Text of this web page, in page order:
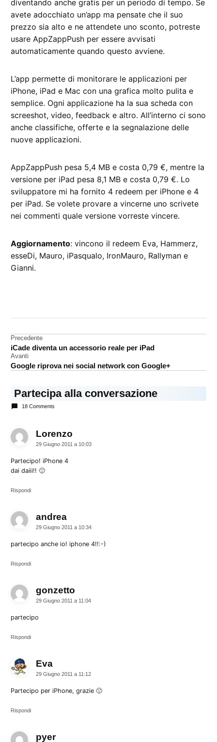
diventando anche gratis per un periodo di tempo. Se
avete adocchiato un’app ma pensate che il suo
prezzo sia alto e ne attendete uno sconto, potreste
usare AppZappPush per essere avvisati
automaticamente quando questo avviene.
L’app permette di monitorare le applicazioni per
iPhone, iPad e Mac con una grafica molto pulita e
semplice. Ogni applicazione ha la sua scheda con
screeshot, video, feedback e altro. All’interno ci sono
anche classifiche, offerte e la segnalazione delle
nuove applicazioni.
AppZappPush pesa 5,4 MB e costa 0,79 €, mentre la
versione per iPad pesa 8,1 MB e costa 0,79 €. Lo
sviluppatore mi ha fornito 4 redeem per iPhone e 4
per iPad. Se volete provare a vincerne uno scrivete
nei commenti quale versione vorreste vincere.
Aggiornamento: vincono il redeem Eva, Hammerz,
esseDi, Mauro, iPasqualo, IronMauro, Rallyman e
Gianni.
App
Store
iPad
Navigazione
articoli
Precedente
iCade diventa un accessorio reale per iPad
Avanti
Google riprova nei social network con Google+
Partecipa alla conversazione
18 Comments
Lorenzo
29 Giugno 2011 a 10:03
Partecipo! iPhone 4
dai daiii!! 🙂
Rispondi
andreadice:
29 Giugno 2011 a 10:34
partecipo anche io! iphone 4!!:-)
Rispondi
gonzetto
29 Giugno 2011 a 11:04
partecipo
Rispondi
Evadice:
29 Giugno 2011 a 11:12
Partecipo per iPhone, grazie 🙂
Rispondi
pyerdice: